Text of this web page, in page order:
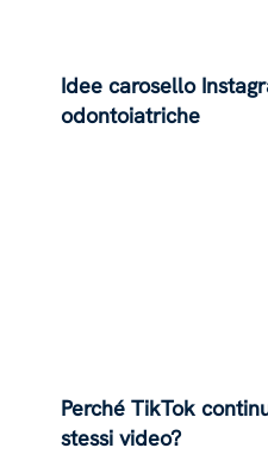
Idee carosello
odontoiatriche
Perché TikTok
stessi video?